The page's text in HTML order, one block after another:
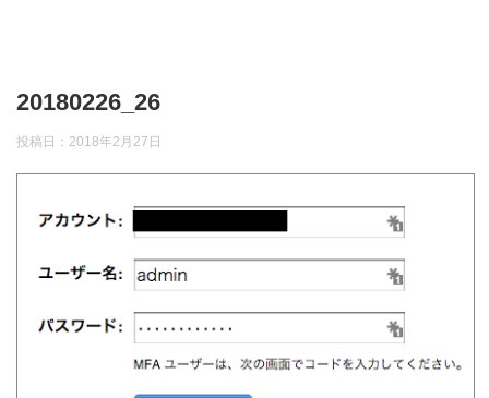
20180226_26
投稿日： 2018年2月27日